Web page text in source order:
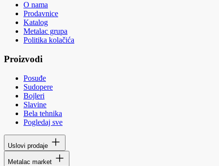
O nama
Prodavnice
Katalog
Metalac grupa
Politika kolačića
Proizvodi
Posuđe
Sudopere
Bojleri
Slavine
Bela tehnika
Pogledaj sve
Uslovi prodaje
Metalac market